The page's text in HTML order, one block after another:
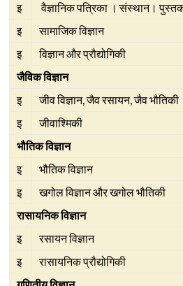
इ
वैज्ञानिक पत्रिका । संस्थान।
इ
सामाजिक विज्ञान
इ
विज्ञान और प्रौद्योगिकी
जैविक विज्ञान
इ
जीव विज्ञान, जैव रसायन, जैव भौतिकी
इ
जीवाश्मिकी
भौतिक विज्ञान
इ
भौतिक विज्ञान
इ
खगोल विज्ञान और खगोल भौतिकी
रासायनिक विज्ञान
इ
रसायन विज्ञान
इ
रासायनिक प्रौद्योगिकी